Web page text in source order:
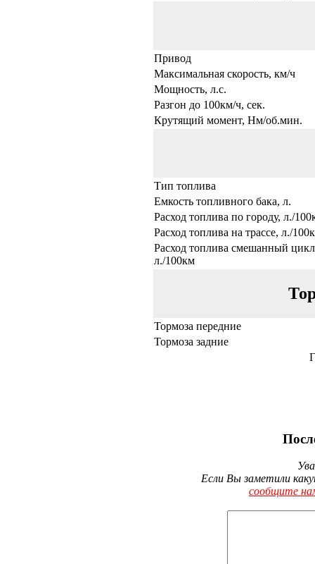
Привод
Максимальная скорость, км/ч
Мощность, л.с.
Разгон до 100км/ч, сек.
Крутящий момент, Нм/об.мин.
Тип топлива
Емкость топливного бака, л.
Расход топлива по городу, л./
Расход топлива на трассе, л./
Расход топлива смешанный
л./100км
Тормоза передние
Тормоза задние
Если Вы заметили
сообщите